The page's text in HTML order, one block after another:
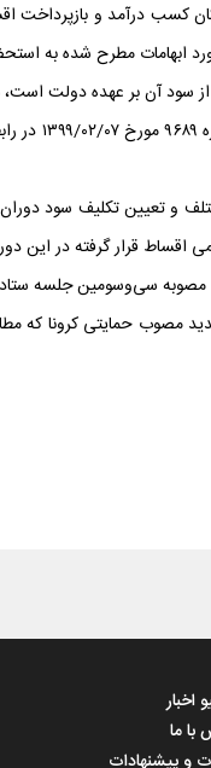
درآمد و بازپرداخت
ابهامات مطرح شده به
۲- در
اقساط قرار گرفته در این
اخبار
با ما
و پیشنهادات